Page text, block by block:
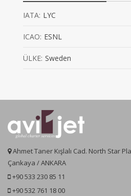
IATA: LYC
ICAO: ESNL
ÜLKE: Sweden
Ahmet Taner Kışlalı Cad. North Star
Çankaya / ANKARA
+90 533 230 85 11
+90 532 761 18 00